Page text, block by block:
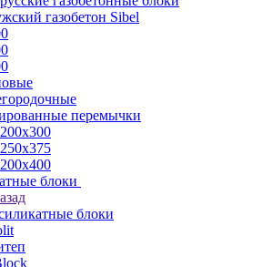
газобетон Sibel
перемычки
блоки
блоки